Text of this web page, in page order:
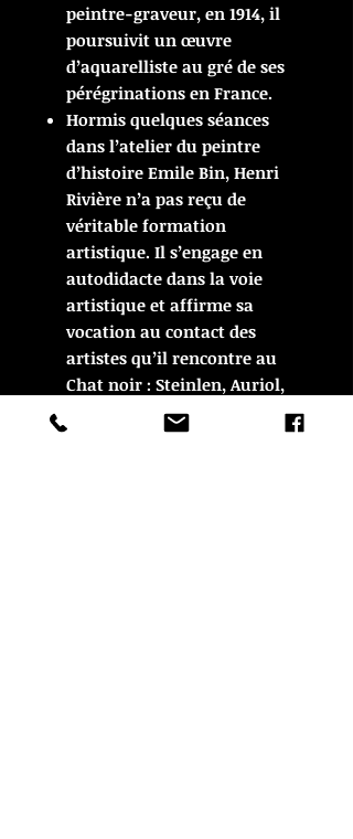
peintre-graveur, en 1914, il
poursuivit un œuvre
d’aquarelliste au gré de ses
pérégrinations en France.
Hormis quelques séances
dans l’atelier du peintre
d’histoire Emile Bin, Henri
Rivière n’a pas reçu de
véritable formation
artistique. Il s’engage en
autodidacte dans la voie
artistique et affirme sa
vocation au contact des
artistes qu’il rencontre au
Chat noir : Steinlen, Auriol,
Willette, Caran d’Ache, Henry
Somm. Fondé en 1881 par